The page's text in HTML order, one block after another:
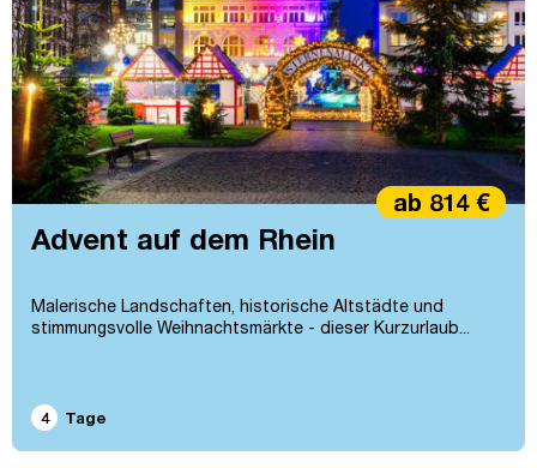
Advent auf dem Rhein
Malerische Landschaften, historische Altstädte und
stimmungsvolle Weihnachtsmärkte - dieser Kurzurlaub...
ab 814 €
4 Tage